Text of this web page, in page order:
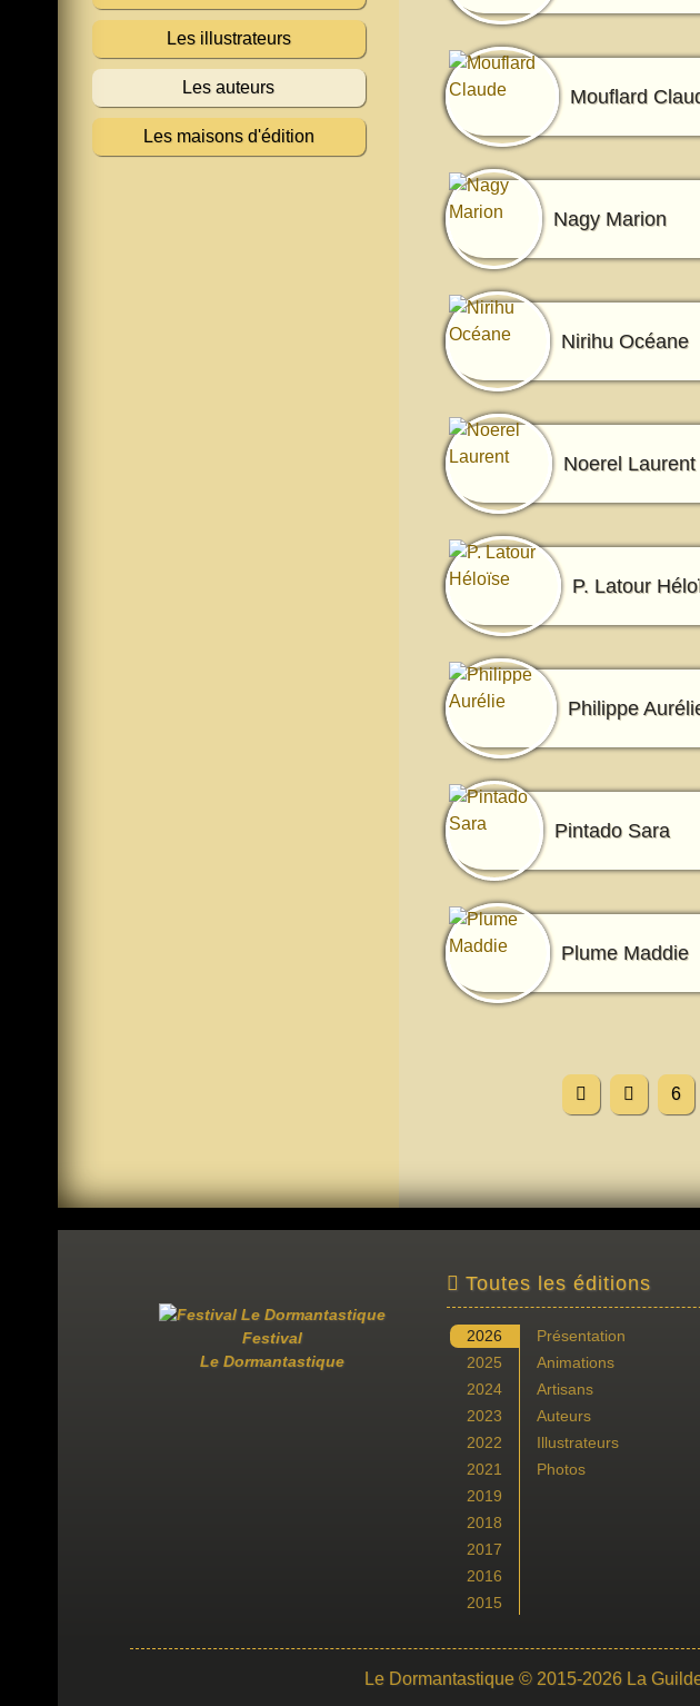
Les illustrateurs
Les auteurs
Les maisons d'édition
Mouflard
Nagy Marion
Nirihu Océane
Noerel Laurent
P. Latour
Philippe
Pintado Sara
Plume Maddie
6
Festival
Le Dormantastique
Toutes les éditions
2026
2025
2024
2023
2022
2021
2019
2018
2017
2016
2015
Présentation
Animations
Artisans
Auteurs
Illustrateurs
Photos
Le Dormantastique © 2015-2026 La